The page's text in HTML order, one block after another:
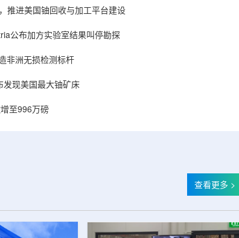
，例
中的
尺度
尔德帕克里奇路120号，占地约14.1087万平方英
尺。工厂建成后，将整合目前分布在康涅狄格州
丹伯里和贝瑟尔三个地点的业务。该设施预计于
2027年初投入使用，若最终设计和租户装修工...
推进美国铀回收与加工平台建设
公布加方实验室结果叫停勘探
非洲无损检测标杆
现美国最大铀矿床
至996万磅
查看更多 >